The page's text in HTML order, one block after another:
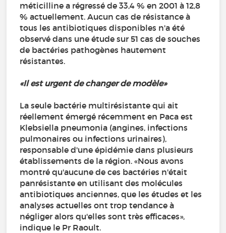
méticilline a régressé de 33,4 % en 2001 à 12,8
% actuellement. Aucun cas de résistance à
tous les antibiotiques disponibles n'a été
observé dans une étude sur 51 cas de souches
de bactéries pathogènes hautement
résistantes.
«Il est urgent de changer de modèle»
La seule bactérie multirésistante qui ait
réellement émergé récemment en Paca est
Klebsiella pneumonia (angines, infections
pulmonaires ou infections urinaires),
responsable d'une épidémie dans plusieurs
établissements de la région. «Nous avons
montré qu'aucune de ces bactéries n'était
panrésistante en utilisant des molécules
antibiotiques anciennes, que les études et les
analyses actuelles ont trop tendance à
négliger alors qu'elles sont très efficaces»,
indique le Pr Raoult.